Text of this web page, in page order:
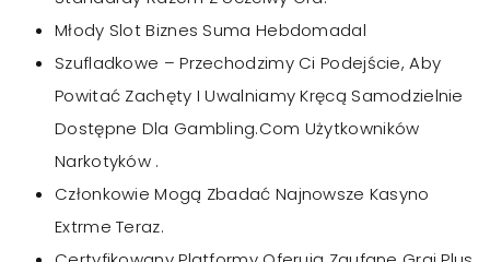
Młody Slot Biznes Suma Hebdomadal
Szufladkowe – Przechodzimy Ci Podejście, Aby
Powitać Zachęty I Uwalniamy Kręcą Samodzielnie
Dostępne Dla Gambling.Com Użytkowników
Narkotyków .
Członkowie Mogą Zbadać Najnowsze Kasyno
Extrme Teraz.